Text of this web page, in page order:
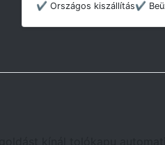
✔ Országos kiszállítás✔